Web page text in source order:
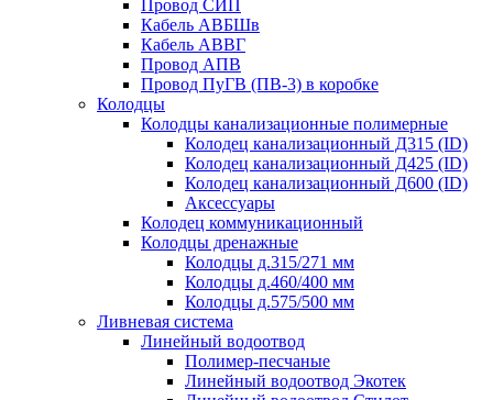
Провод СИП
Кабель АВБШв
Кабель АВВГ
Провод АПВ
Провод ПуГВ (ПВ-3) в коробке
Колодцы
Колодцы канализационные полимерные
Колодец канализационный Д315 (ID)
Колодец канализационный Д425 (ID)
Колодец канализационный Д600 (ID)
Аксессуары
Колодец коммуникационный
Колодцы дренажные
Колодцы д.315/271 мм
Колодцы д.460/400 мм
Колодцы д.575/500 мм
Ливневая система
Линейный водоотвод
Полимер-песчаные
Линейный водоотвод Экотек